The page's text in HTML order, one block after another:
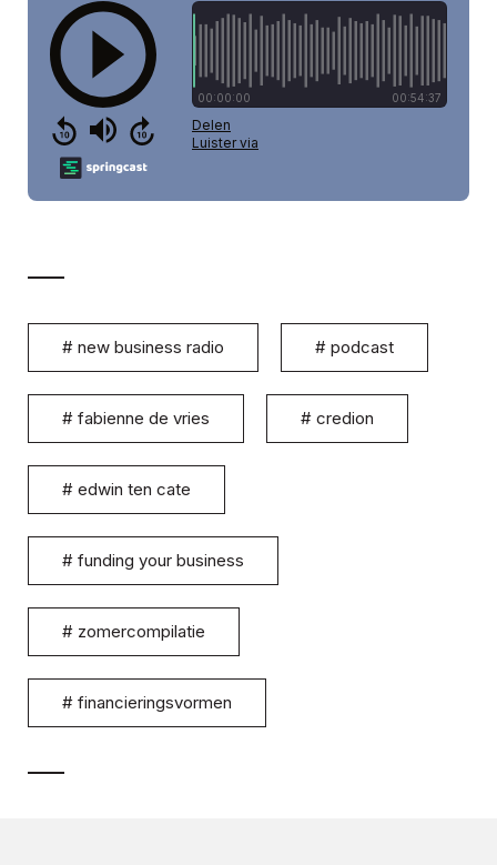
# new business radio # podcast
# fabienne de vries # credion
# edwin ten cate
# funding your business
# zomercompilatie
# financieringsvormen